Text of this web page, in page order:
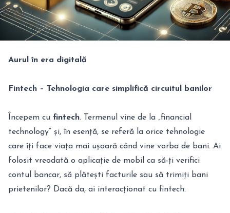
Aurul în era digitală
Fintech – Tehnologia care simplifică circuitul banilor
Începem cu fintech. Termenul vine de la „financial
technology” și, în esență, se referă la orice tehnologie
care îți face viața mai ușoară când vine vorba de bani. Ai
folosit vreodată o aplicație de mobil ca să-ți verifici
contul bancar, să plătești facturile sau să trimiți bani
prietenilor? Dacă da, ai interacționat cu fintech.